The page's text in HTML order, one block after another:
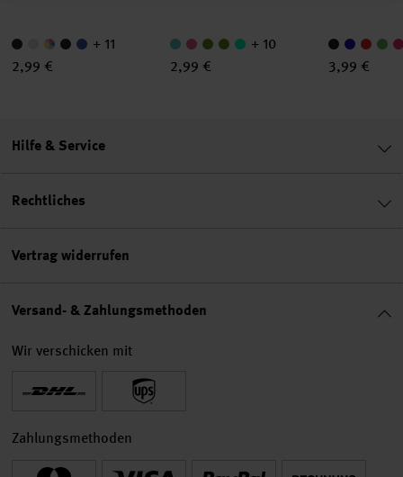
+ 11
2,99 €
+ 10
2,99 €
3,99 €
Hilfe & Service
Rechtliches
Vertrag widerrufen
Versand- & Zahlungsmethoden
Wir verschicken mit
Zahlungsmethoden